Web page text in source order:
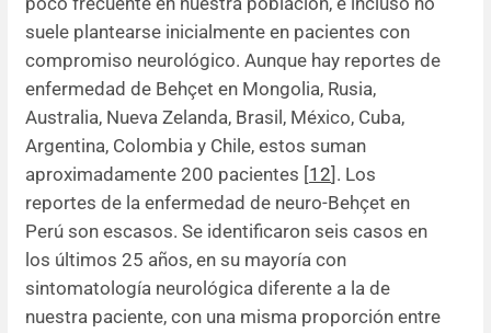
suele plantearse inicialmente en pacientes con
compromiso neurológico. Aunque hay reportes de
enfermedad de Behçet en Mongolia, Rusia,
Australia, Nueva Zelanda, Brasil, México, Cuba,
Argentina, Colombia y Chile, estos suman
aproximadamente 200 pacientes [12]. Los
reportes de la enfermedad de neuro-Behçet en
Perú son escasos. Se identificaron seis casos en
los últimos 25 años, en su mayoría con
sintomatología neurológica diferente a la de
nuestra paciente, con una misma proporción entre